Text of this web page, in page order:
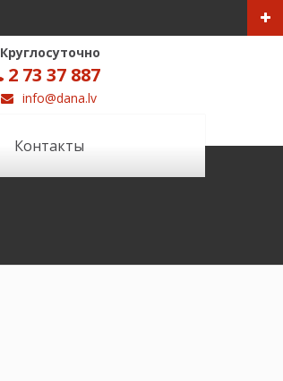
Круглосуточно
2 73 37 887
info@dana.lv
Контакты